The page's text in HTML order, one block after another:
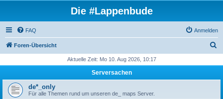
Die #Lappenbude
FAQ Anmelden
Foren-Übersicht
h
Aktuelle Zeit: Mo 10. Aug 2026, 10:17
Serversachen
de*_only
Für alle Themen rund um unseren de_ maps Server.